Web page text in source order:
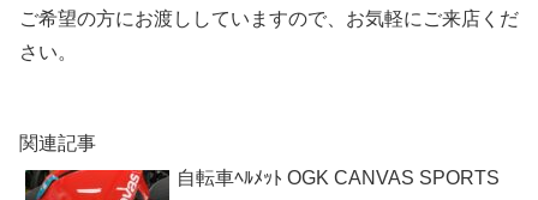
ご希望の方にお渡ししていますので、お気軽にご来店くだ
さい。
関連記事
自転車ﾍﾙﾒｯﾄ OGK CANVAS SPORTS